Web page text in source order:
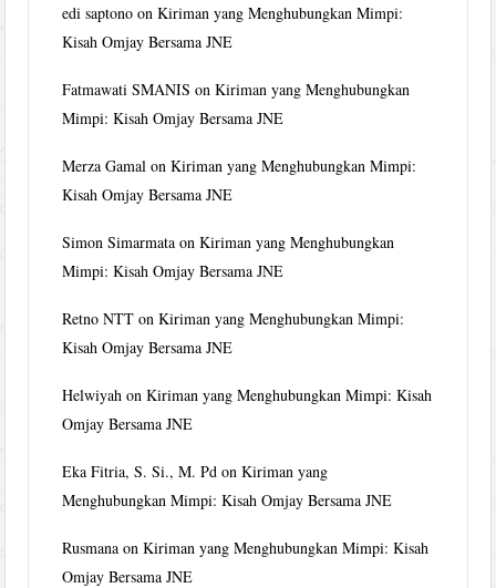
edi saptono onKiriman yang Menghubungkan Mimpi:
Kisah Omjay Bersama JNE
Fatmawati SMANIS onKiriman yang Menghubungkan
Mimpi: Kisah Omjay Bersama JNE
Merza Gamal onKiriman yang Menghubungkan Mimpi:
Kisah Omjay Bersama JNE
Simon Simarmata onKiriman yang Menghubungkan
Mimpi: Kisah Omjay Bersama JNE
Retno NTT onKiriman yang Menghubungkan Mimpi:
Kisah Omjay Bersama JNE
Helwiyah onKiriman yang Menghubungkan Mimpi: Kisah
Omjay Bersama JNE
Eka Fitria, S. Si., M. Pd onKiriman yang
Menghubungkan Mimpi: Kisah Omjay Bersama JNE
Rusmana onKiriman yang Menghubungkan Mimpi: Kisah
Omjay Bersama JNE